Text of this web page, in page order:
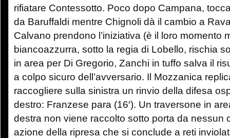
rifiatare Contessotto. Poco dopo Campana,
da Baruffaldi mentre Chignoli dà il cambio a
Calvano prendono l’iniziativa (è il loro momento
biancoazzurra, sotto la regia di Lobello, rischia
in area per Di Gregorio, Zanchi in tuffo salva il
a colpo sicuro dell’avversario. Il Mozzanica
raccogliere sulla sinistra un rinvio della difesa
destro: Franzese para (16′). Un traversone in
destra non viene raccolto sotto porta da nessun
azione della ripresa che si conclude a reti